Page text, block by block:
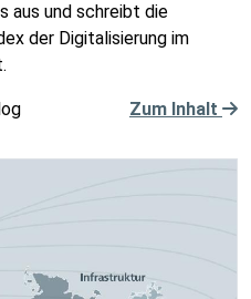
aus und schreibt die
der Digitalisierung im
Zum Inhalt